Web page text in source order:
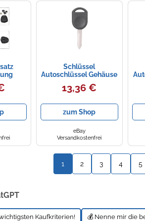
M
Schlüssel
Autoschlüssel Gehäuse
Uncut Blade Remote
Key Fob Ersatz für
13,36 €
zum Shop
eBay
Versandkostenfrei
1 2 3 4 5
Kaufkriterien! 💰 Nenne mir die